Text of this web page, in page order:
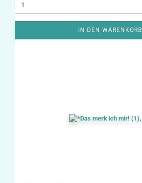
IN DEN WARENKORB